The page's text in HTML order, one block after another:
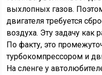
выхлопных газов.
двигателя требуется
воздуха. Эту задачу как
По факту, это
турбокомпрессором и
На сленге у